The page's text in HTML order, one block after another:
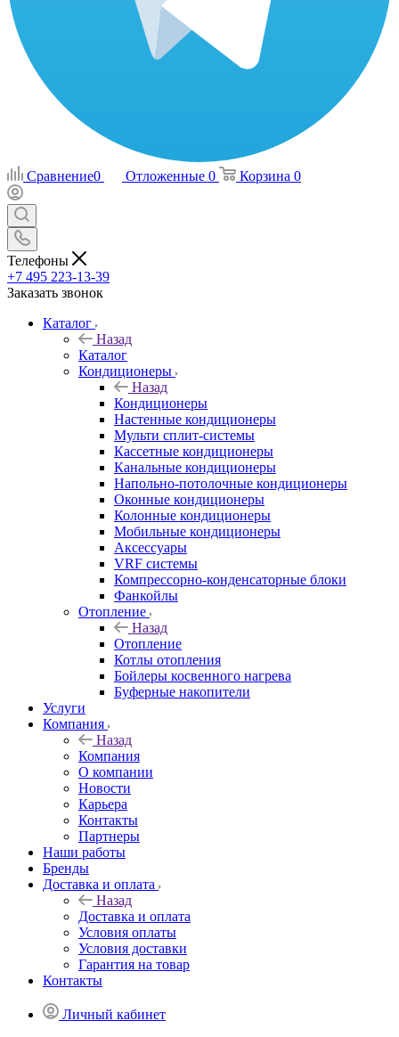
Сравнение0 Отложенные 0 Корзина 0
Телефоны
+7 495 223-13-39
Заказать звонок
Каталог
Назад
Каталог
Кондиционеры
Назад
Кондиционеры
Настенные кондиционеры
Мульти сплит-системы
Кассетные кондиционеры
Канальные кондиционеры
Напольно-потолочные кондиционеры
Оконные кондиционеры
Колонные кондиционеры
Мобильные кондиционеры
Аксессуары
VRF системы
Компрессорно-конденсаторные блоки
Фанкойлы
Отопление
Назад
Отопление
Котлы отопления
Бойлеры косвенного нагрева
Буферные накопители
Услуги
Компания
Назад
Компания
О компании
Новости
Карьера
Контакты
Партнеры
Наши работы
Бренды
Доставка и оплата
Назад
Доставка и оплата
Условия оплаты
Условия доставки
Гарантия на товар
Контакты
Личный кабинет